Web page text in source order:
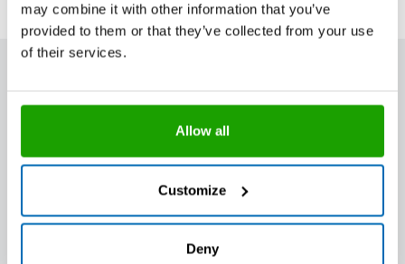
may combine it with other information that you’ve
provided to them or that they’ve collected from your use
of their services.
Allow all
Customize
Deny
Weitere Informationen